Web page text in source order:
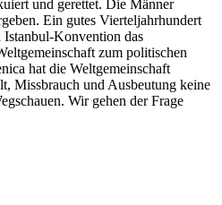
und gerettet. Die Männer
Ein gutes Vierteljahrhundert
Istanbul-Konvention das
zum politischen
hat die Weltgemeinschaft
Missbrauch und Ausbeutung keine
Wir gehen der Frage